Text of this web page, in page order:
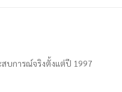
สบการณ์จริงตั้งแต่ปี 1997